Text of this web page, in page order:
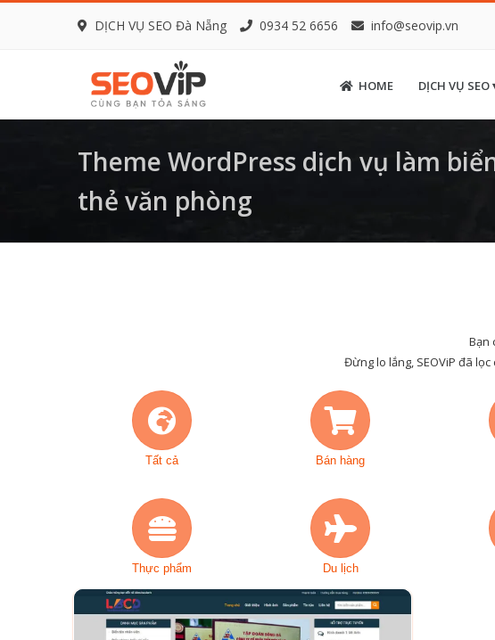
DỊCH VỤ SEO Đà Nẵng 0934 52 6656 info@seovip.vn
HOME DỊCH VỤ SEO
Theme WordPress dịch vụ làm
thẻ văn phòng
Bạn
Đừng lo lắng, SEOViP đã
Tất cả Bán hàng
Thực phẩm Du lịch